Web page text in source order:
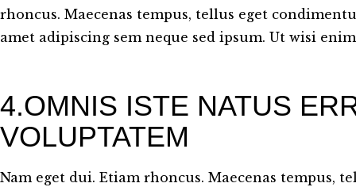
rhoncus. Maecenas tempus, tellus eget
amet adipiscing sem neque sed ipsum. Ut wisi
4.OMNIS ISTE NATUS
VOLUPTATEM
Nam eget dui. Etiam rhoncus. Maecenas tempus,